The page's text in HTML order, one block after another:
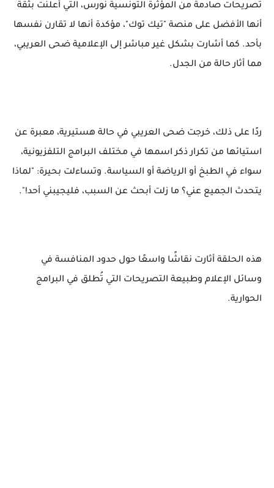
تصريحات صادمة من المؤثرة التونسية نورس، التي أعلنت بثقة
أنها الأفضل على منصة "تيك توك"، مؤكدة أنها لا تقارن نفسها
بأحد. كما أشارت بشكل غير مباشر إلى الإعلامية ضحى العريبي،
مما أثار حالة من الجدل.
ردًا على ذلك، خرجت ضحى العريبي في حالة هستيرية، معبرة عن
استيائها من تكرار ذكر اسمها في مختلف البرامج التلفزيونية،
سواء في الطبخ أو الرياضة أو السياسة. وتساءلت بحيرة: "لماذا
يتحدث الجميع عني؟ ما زلت أبحث عن السبب، فليجيبني أحد!".
هذه الحلقة أثارت نقاشًا واسعًا حول حدود المنافسة في
وسائل الإعلام وطبيعة التصريحات التي تُطلق في البرامج
الحوارية.